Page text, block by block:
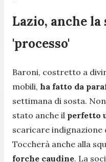
Lazio, anche
'processo'
Baroni, costretto a
mobili, ha fatto da
settimana di sosta.
stato anche il perfetto
scaricare indignazione
Toccherà anche alla
forche caudine. La